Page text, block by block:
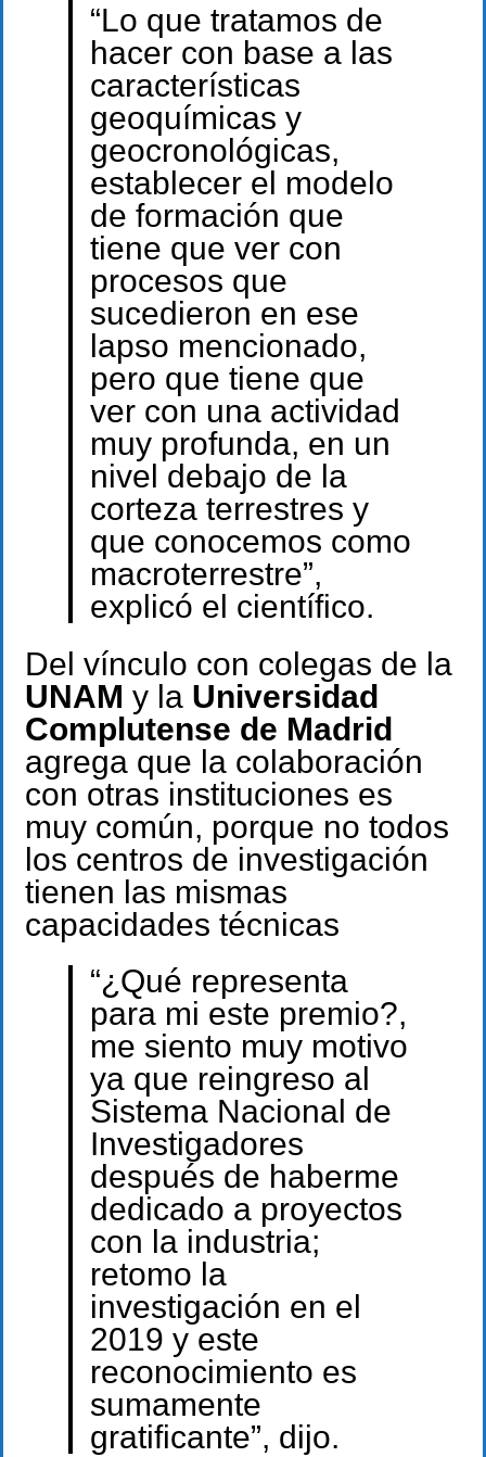
“Lo que tratamos de
hacer con base a las
características
geoquímicas y
geocronológicas,
establecer el modelo
de formación que
tiene que ver con
procesos que
sucedieron en ese
lapso mencionado,
pero que tiene que
ver con una actividad
muy profunda, en un
nivel debajo de la
corteza terrestres y
que conocemos como
macroterrestre”,
explicó el científico.
Del vínculo con colegas de la
UNAM y la Universidad
Complutense de Madrid
agrega que la colaboración
con otras instituciones es
muy común, porque no todos
los centros de investigación
tienen las mismas
capacidades técnicas
“¿Qué representa
para mi este premio?,
me siento muy motivo
ya que reingreso al
Sistema Nacional de
Investigadores
después de haberme
dedicado a proyectos
con la industria;
retomo la
investigación en el
2019 y este
reconocimiento es
sumamente
gratificante”, dijo.